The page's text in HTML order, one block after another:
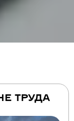
ТРУДА